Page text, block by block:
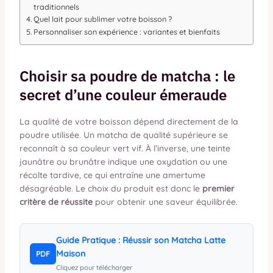
traditionnels
Quel lait pour sublimer votre boisson ?
Personnaliser son expérience : variantes et bienfaits
Choisir sa poudre de matcha : le
secret d’une couleur émeraude
La qualité de votre boisson dépend directement de la
poudre utilisée. Un matcha de qualité supérieure se
reconnaît à sa couleur vert vif. À l’inverse, une teinte
jaunâtre ou brunâtre indique une oxydation ou une
récolte tardive, ce qui entraîne une amertume
désagréable. Le choix du produit est donc le premier
critère de réussitepour obtenir une saveur équilibrée.
PDF
Guide Pratique : Réussir son Matcha Latte
Maison
Cliquez pour télécharger